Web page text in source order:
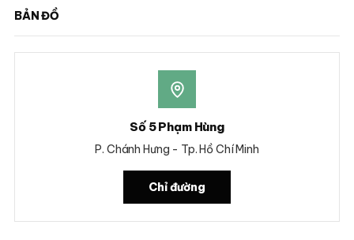
BẢN ĐỒ
Số 5 Phạm Hùng
P. Chánh Hưng - Tp. Hồ Chí Minh
Chỉ đường